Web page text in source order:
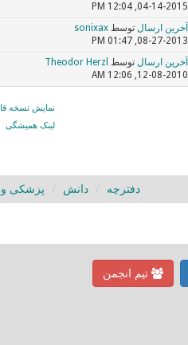
04-14-2015, 12:04 PM
آخرین ارسال توسطsonixax
08-27-2013, 01:47 PM
آخرین ارسال توسط Theodor Herzl
12-08-2010, 12:06 AM
نمایش نسخه
لینک همیشگی
دفترچه دانش پزشکی
تیم انجمن